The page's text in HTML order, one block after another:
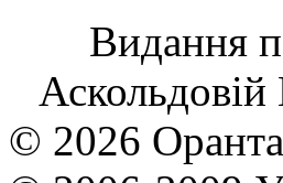
Видання
© 2026